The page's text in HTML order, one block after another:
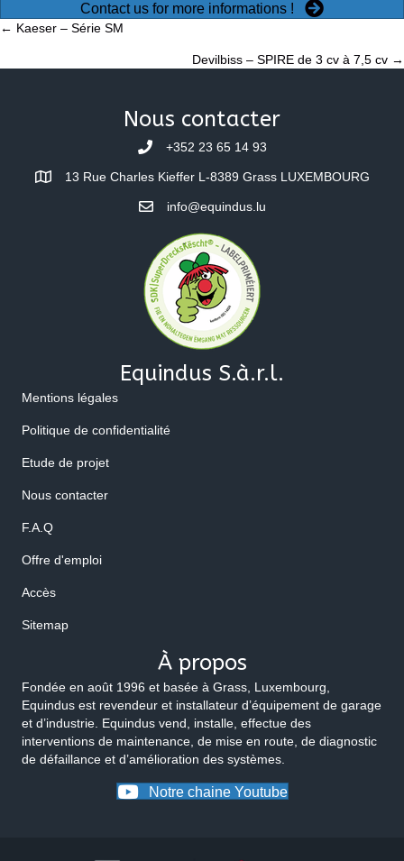
Contact us for more informations !
Posts
navigation
← Kaeser – Série SM
Devilbiss – SPIRE de 3 cv à 7,5 cv →
Nous contacter
+352 23 65 14 93
13 Rue Charles Kieffer L-8389 Grass LUXEMBOURG
info@equindus.lu
Equindus S.à.r.l.
Mentions légales
Politique de confidentialité
Etude de projet
Nous contacter
F.A.Q
Offre d'emploi
Accès
Sitemap
À propos
Fondée en août 1996 et basée à Grass, Luxembourg,
Equindus est revendeur et installateur d’équipement de garage
et d’industrie. Equindus vend, installe, effectue des
interventions de maintenance, de mise en route, de diagnostic
de défaillance et d’amélioration des systèmes.
Notre chaine Youtube